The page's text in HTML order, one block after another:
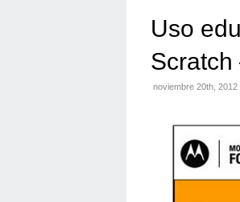
Uso
Scratch
noviembre 20th,